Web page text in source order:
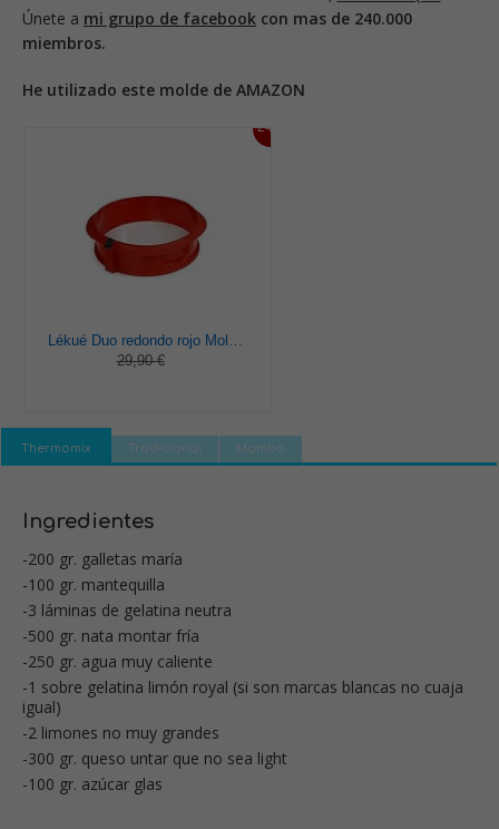
Únete a mi grupo de facebook con mas de 240.000
miembros.
He utilizado este molde de AMAZON
24%
Lékué Duo redondo rojo Molde pastel, Silicona, 23 x 7 x 23 cm
29,90 €
Thermomix Tradicional Mambo
Ingredientes
-200 gr. galletas maría
-100 gr. mantequilla
-3 láminas de gelatina neutra
-500 gr. nata montar fría
-250 gr. agua muy caliente
-1 sobre gelatina limón royal (si son marcas blancas no cuaja
igual)
-2 limones no muy grandes
-300 gr. queso untar que no sea light
-100 gr. azúcar glas